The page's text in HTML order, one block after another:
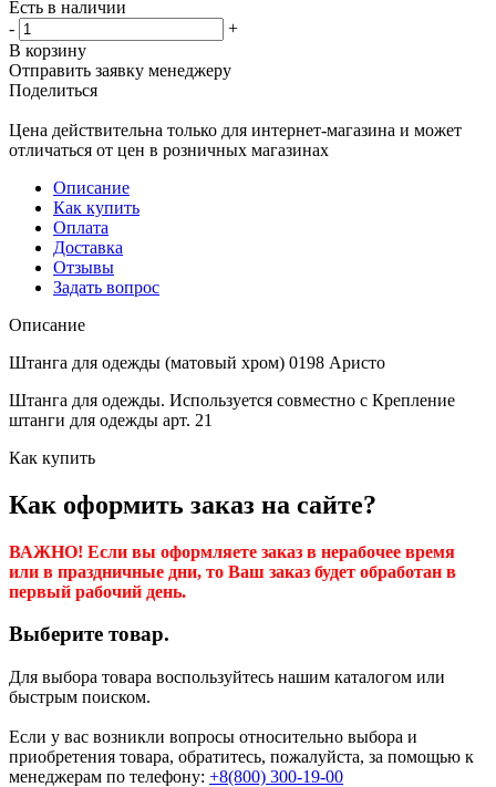
Есть в наличии
-
+
В корзину
Отправить заявку менеджеру
Поделиться
Цена действительна только для интернет-магазина и может
отличаться от цен в розничных магазинах
Описание
Как купить
Оплата
Доставка
Отзывы
Задать вопрос
Описание
Штанга для одежды (матовый хром) 0198 Аристо
Штанга для одежды. Используется совместно с Крепление
штанги для одежды арт. 21
Как купить
Как оформить заказ на сайте?
ВАЖНО! Если вы оформляете заказ в нерабочее время
или в праздничные дни, то Ваш заказ будет обработан в
первый рабочий день.
Выберите товар.
Для выбора товара воспользуйтесь нашим каталогом или
быстрым поиском.
Если у вас возникли вопросы относительно выбора и
приобретения товара, обратитесь, пожалуйста, за помощью к
менеджерам по телефону: +8(800) 300-19-00